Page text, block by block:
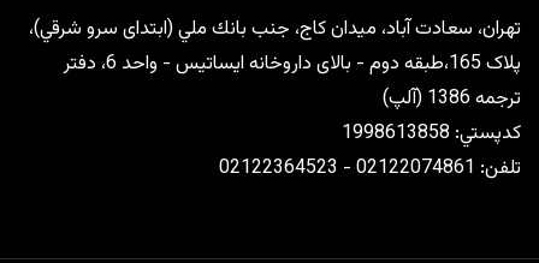
تهران، سعادت آباد، ميدان كاج، جنب بانك ملي (ابتدای سرو شرقي)،
پلاک 165،طبقه دوم - بالای داروخانه ایساتیس - واحد 6، دفتر
ترجمه 1386 (آلپ)
كدپستي: 1998613858
تلفن: 02122074861 - 02122364523